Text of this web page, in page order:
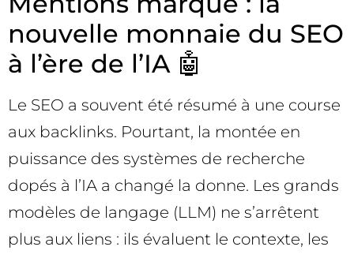
nouvelle monnaie du SEO
à l’ère de l’IA 🤖
Le SEO a souvent été résumé à une course
aux backlinks. Pourtant, la montée en
puissance des systèmes de recherche
dopés à l’IA a changé la donne. Les grands
modèles de langage (LLM) ne s’arrêtent
plus aux liens : ils évaluent le contexte, les